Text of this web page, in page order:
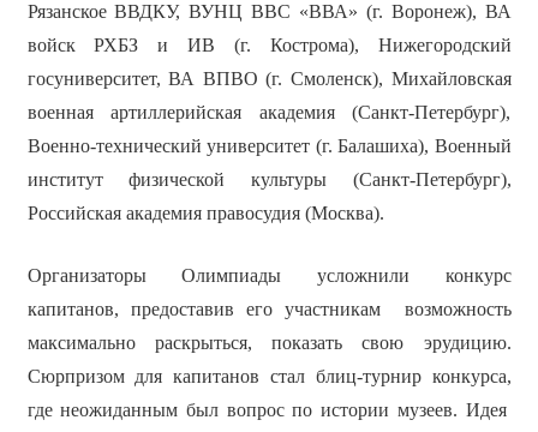
Рязанское ВВДКУ, ВУНЦ ВВС «ВВА» (г. Воронеж), ВА
войск РХБЗ и ИВ (г. Кострома), Нижегородский
госуниверситет, ВА ВПВО (г. Смоленск), Михайловская
военная артиллерийская академия (Санкт-Петербург),
Военно-технический университет (г. Балашиха), Военный
институт физической культуры (Санкт-Петербург),
Российская академия правосудия (Москва).
Организаторы Олимпиады усложнили конкурс
капитанов, предоставив его участникам возможность
максимально раскрыться, показать свою эрудицию.
Сюрпризом для капитанов стал блиц-турнир конкурса,
где неожиданным был вопрос по истории музеев. Идея